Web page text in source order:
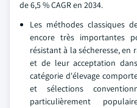
de 6,5 % CAGR en 2034.
Les méthodes classiques
encore très importantes
résistant à la sécheresse, en
et de leur acceptation
catégorie d'élevage
et sélections
particulièrement